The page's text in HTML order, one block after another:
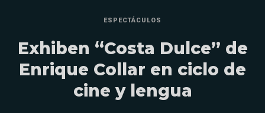
ESPECTÁCULOS
Exhiben “Costa Dulce” de
Enrique Collar en ciclo de
cine y lengua